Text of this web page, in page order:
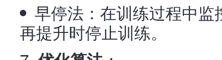
早停法：在训练过程中
再提升时停止训练。